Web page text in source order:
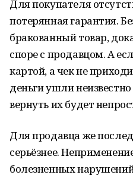
Для покупателя
потерянная гарантия.
бракованный товар,
споре с продавцом. А
картой, а чек не
деньги ушли
вернуть их будет
Для продавца же
серьёзнее.
болезненных